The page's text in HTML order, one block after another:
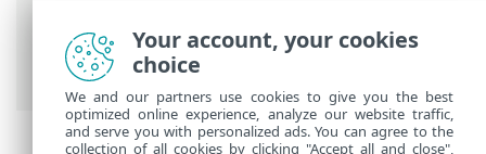
ESET PROTECT On-Prem 기본 메뉴>작업
클라이언트 작업
Your account, your cookies
choice
We and our partners use cookies to give you the best
optimized online experience, analyze our website traffic,
and serve you with personalized ads. You can agree to the
collection of all cookies by clicking "Accept all and close",